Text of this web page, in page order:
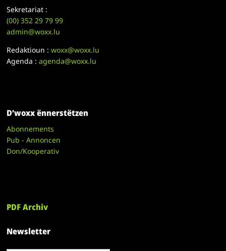
Sekretariat :
(00)352 29 79 99
admin@woxx.lu
Redaktioun :woxx@woxx.lu
Agenda :agenda@woxx.lu
D’woxx ënnerstëtzen
Abonnements
Pub - Annoncen
Don/Kooperativ
PDF Archiv
Newsletter